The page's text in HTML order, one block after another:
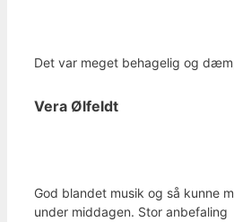
Det var meget behagelig og
Vera Ølfeldt
God blandet musik og så kunne
under middagen. Stor anbefaling